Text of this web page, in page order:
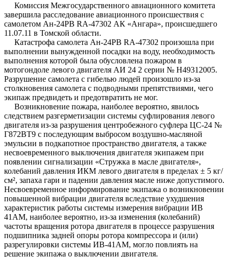
Комиссия Межгосударственного авиационного комитета
завершила расследование авиационного происшествия с
самолетом Ан-24РВ RA-47302 АК «Ангара», происшедшего
11.07.11 в Томской области.
Катастрофа самолета Ан-24РВ RA-47302 произошла при
выполнении вынужденной посадки на воду, необходимость
выполнения которой была обусловлена пожаром в
мотогондоле левого двигателя АИ 24 2 серии № Н49312005.
Разрушение самолета с гибелью людей произошло из-за
столкновения самолета с подводными препятствиями, чего
экипаж предвидеть и предотвратить не мог.
Возникновение пожара, наиболее вероятно, явилось
следствием разгерметизации системы суфлирования левого
двигателя из-за разрушения центробежного суфлера ЦС-24 №
Г872ВТ9 с последующим выбросом воздушно-масляной
эмульсии в подкапотное пространство двигателя, а также
несвоевременного выключения двигателя экипажем при
появлении сигнализации «Стружка в масле двигателя»,
колебаний давления ИКМ левого двигателя в пределах ± 5 кг/
см², запаха гари и падении давления масле ниже допустимого.
Несвоевременное информирование экипажа о возникновении
повышенной вибрации двигателя вследствие ухудшения
характеристик работы системы измерения вибрации ИВ
41АМ, наиболее вероятно, из-за изменения (колебаний)
частоты вращения ротора двигателя в процессе разрушения
подшипника задней опоры ротора компрессора и (или)
разрегулировки системы ИВ-41АМ, могло повлиять на
решение экипажа о выключении двигателя.